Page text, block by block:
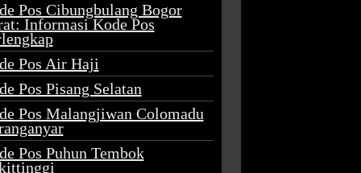
Pos Cibungbulang Bogor
Informasi Kode Pos
Pos Air Haji
Pos Pisang Selatan
Pos Malangjiwan Colomadu
Pos Puhun Tembok